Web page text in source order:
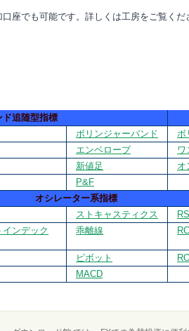
座でも可能です。詳しくは工房をご覧くだ
ド追随型指標
ボリンジャーバンド
ボ
エンベロープ
ワ
新値足
オ
P&F
オシレーター系指標
ストキャスティクス
RSI
ンデック
乖離線 RCI
ピボット
MACD